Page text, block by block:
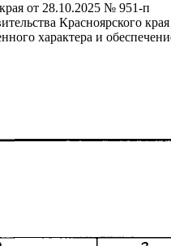
от 28.10.2025 № 951-п
Красноярского
характера и